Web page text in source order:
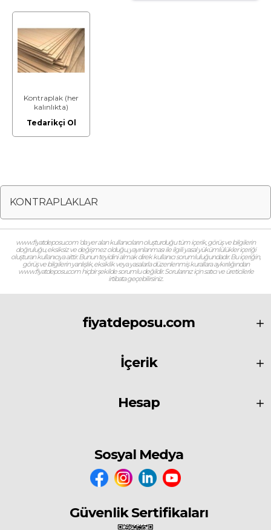
Kontraplak (her
kalınlıkta)
Tedarikçi Ol
KONTRAPLAKLAR
www.fiyatdeposu.com ‘da yer alan kullanıcıların oluşturduğu tüm içerik, görüş ve bilgilerin
doğruluğu, eksiksiz ve değişmez olduğu, yayınlanması ile ilgili yasal yükümlülükler içeriği
oluşturan kullanıcıya aittir. Bunun teyidini almak direk kullanıcı sorumluluğundadır. Bu içeriğin,
görüş ve bilgilerin yanlışlık, eksiklik veya yasalarla düzenlenmiş kurallara aykırılığından
www.fiyatdeposu.com hiçbir şekilde sorumlu değildir. Sorularınız için satıcı ve üreticilerle
irtibata geçebilirsiniz.
fiyatdeposu.com
İçerik
Hesap
Sosyal Medya
Güvenlik Sertifikaları